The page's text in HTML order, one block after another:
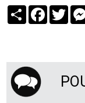
PartagerFacebook